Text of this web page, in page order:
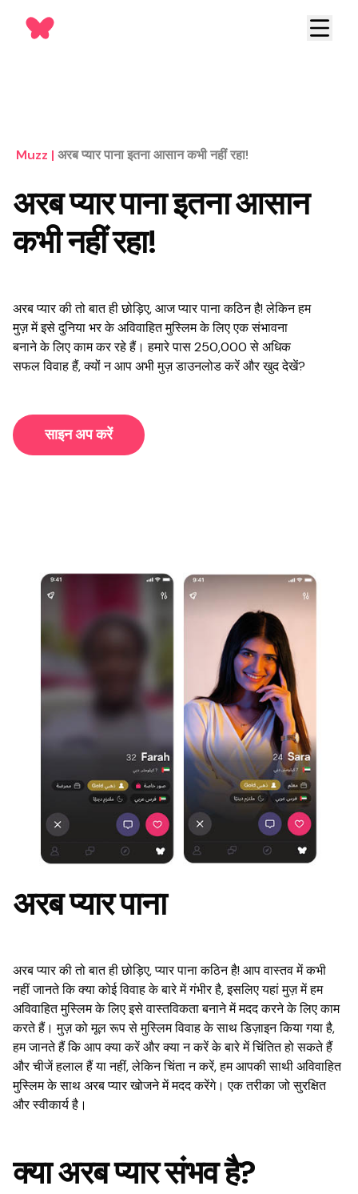
Muzz | अरब प्यार पाना इतना आसान कभी नहीं रहा!
अरब प्यार पाना इतना आसान
कभी नहीं रहा!
अरब प्यार की तो बात ही छोड़िए, आज प्यार पाना कठिन है! लेकिन हम
मुज़ में इसे दुनिया भर के अविवाहित मुस्लिम के लिए एक संभावना
बनाने के लिए काम कर रहे हैं। हमारे पास 250,000 से अधिक
सफल विवाह हैं, क्यों न आप अभी मुज़ डाउनलोड करें और खुद देखें?
साइन अप करें
अरब प्यार पाना
अरब प्यार की तो बात ही छोड़िए, प्यार पाना कठिन है! आप वास्तव में कभी
नहीं जानते कि क्या कोई विवाह के बारे में गंभीर है, इसलिए यहां मुज़ में हम
अविवाहित मुस्लिम के लिए इसे वास्तविकता बनाने में मदद करने के लिए काम
करते हैं। मुज़ को मूल रूप से मुस्लिम विवाह के साथ डिज़ाइन किया गया है,
हम जानते हैं कि आप क्या करें और क्या न करें के बारे में चिंतित हो सकते हैं
और चीजें हलाल हैं या नहीं, लेकिन चिंता न करें, हम आपकी साथी अविवाहित
मुस्लिम के साथ अरब प्यार खोजने में मदद करेंगे। एक तरीका जो सुरक्षित
और स्वीकार्य है।
क्या अरब प्यार संभव है?